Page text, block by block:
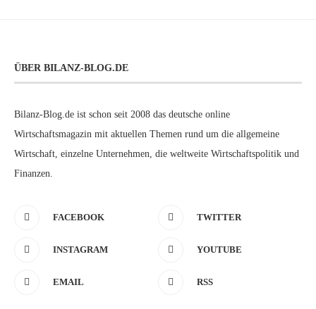
ÜBER BILANZ-BLOG.DE
Bilanz-Blog.de ist schon seit 2008 das deutsche online
Wirtschaftsmagazin mit aktuellen Themen rund um die allgemeine
Wirtschaft, einzelne Unternehmen, die weltweite Wirtschaftspolitik und
Finanzen.
FACEBOOK TWITTER
INSTAGRAM YOUTUBE
EMAIL RSS